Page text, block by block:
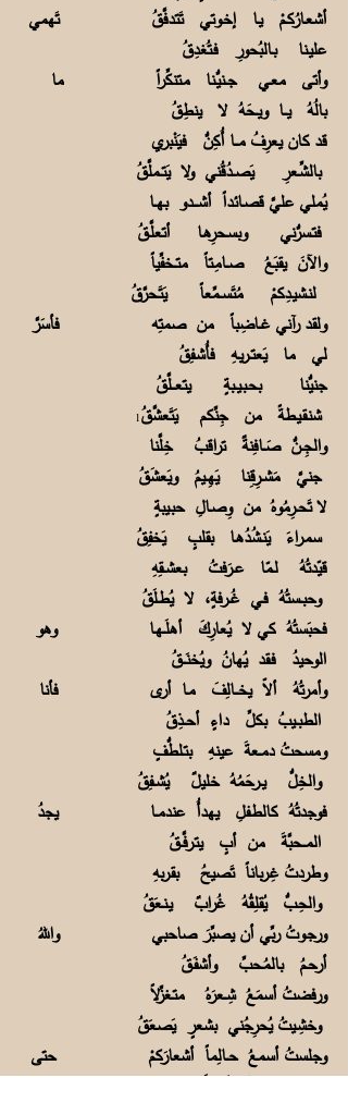
أشعـارُكـمْ يـا إخـوتي تَتدفَّقُ تَهمي
عليـنا بـالبُحورِ فـتُغدِقُ
وأتى معـي جــنيُّـنا مـتنكِّراً ما
بالُهُ يـــا ويــحَهُ لا ينطِقُ
قد كان يعرِفُ مـــا أُكِنُّ فيَنْبري
بالشِّـعرِ يَصــدُقُني ولا يَتــملَّقُ
يُملي عليَّ قصـائداً أشــــدو بهــا
فتـسرُّني وبسـحرِهـا أتعلَّـقُ
والآنَ يقبَعُ صــامِـتاً متــخفِّياً
لنـشيـدِكمْ مُتَســمِّعاً يَتَـحرَّقُ
ولقد رآني غــاضِباً من صمتِه فأسَرَّ
لي ما يَعتــريـهِ فأُشـفِقُ
جنيُّنا بحـبـيــبةٍ يتعـــلَّقُ
شنـقـيـطةً من جِنِّكم يَتَعشَّقُ1
والجِــنُّ صَــافِنةٌ تراقبُ خِلَّنا
جنيَّ مَشــرِقِنا يَهِــيمُ ويَعشَقُ
لا تَحــرِمُوهُ من وِصـالِ حبـيبةٍ
سمـراءَ يَنـشُدُهـا بقلبٍ يَخفِقُ
قيّدتُهُ لـمّا عــرَفتُ بعشــقِهِ
وحبــستُهُ فـي غُــرفةٍ، لا يُطـلَقُ
فحبَستُهُ كي لا يُعارِكَ أهلَــهـا وهو
الوحيدُ فـقد يُهانُ ويُخنَـــقُ
وأمرتُهُ ألاّ يخـــالِفَ مـا أرى فأنا
الطبــيبُ بكلِّ داءٍ أحــذِقُ
ومسحتُ دمــعةَ عينهِ بتـلطُّفٍ
والخِلُّ يــرحَمُهُ خليلٌ يُشــفِقُ
فوجدتُهُ كالطـفلِ يهدأُ عندمــا يجدُ
المـــحبَّةَ من أبٍ يتـرفَّــقُ
وطردتُ غِـرباناً تَصيحُ بقـربهِ
والحِـبُّ يُقلِـقُهُ غُرابٌ يـنـعَقُ
ورجـوتُ ربِّي أن يصبِّرَ صاحبي واللهُ
أرحـمُ بالمُـحبِّ وأشفَـقُ
ورفضتُ أسمَعُ شِــعرَهُ متـغزِّلاً
وخشِـيتُ يُحرِجُني بشعرٍ يَصعَقُ
وجلستُ أسمعُ حــالِماً أشعارَكمْ حتى
طَرِبــتُ وها أقولُ فأَصدُقُ